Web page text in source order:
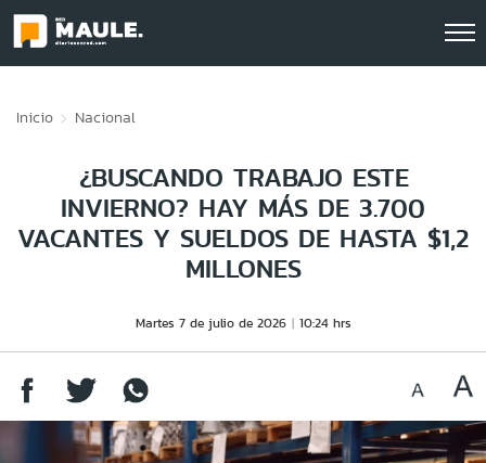
Inicio Nacional
¿BUSCANDO TRABAJO ESTE
INVIERNO? HAY MÁS DE 3.700
VACANTES Y SUELDOS DE HASTA $1,2
MILLONES
Martes 7 de julio de 2026 10:24 hrs